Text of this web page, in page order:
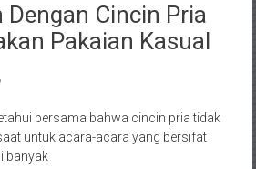
Dengan Cincin Pria
Pakaian Kasual
bersama bahwa cincin pria tidak
untuk acara-acara yang bersifat
banyak